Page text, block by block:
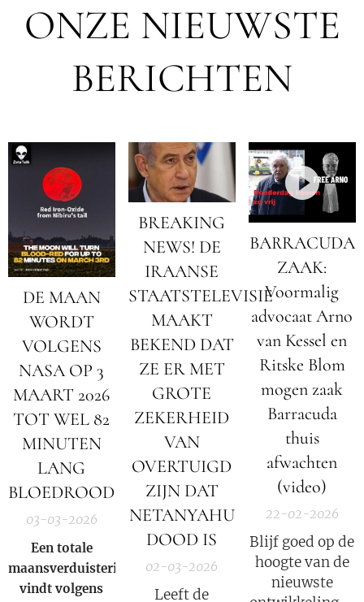
ONZE NIEUWSTE
BERICHTEN
DE MAAN
WORDT
VOLGENS
NASA OP 3
MAART 2026
TOT WEL 82
MINUTEN
LANG
BLOEDROOD
03-03-2026
Een totale
maansverduistering
vindt volgens
BREAKING
NEWS! DE
IRAANSE
STAATSTELEVISIE
MAAKT
BEKEND DAT
ZE ER MET
GROTE
ZEKERHEID
VAN
OVERTUIGD
ZIJN DAT
NETANYAHU
DOOD IS
02-03-2026
Leeft de
BARRACUDA
ZAAK:
Voormalig
advocaat Arno
van Kessel en
Ritske Blom
mogen zaak
Barracuda
thuis
afwachten
(video)
22-02-2026
Blijf goed op de
hoogte van de
nieuwste